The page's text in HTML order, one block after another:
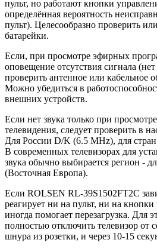
пульт, но работают кнопки
определённая вероятность
пульт). Целесообразно проверить
батарейки.
Если, при просмотре эфирных
оповещение отсутствия сигнала (нет
проверить антенное или кабельное
Можно убедиться в
внешних устройств.
Если нет звука только при
телевидения, следует проверить в
Для России D/K (6.5 MHz), для
В современных телевизорах для
звука обычно выбирается регион -
(Восточная Европа).
Если ROLSEN RL-39S1502FT2C
реагирует ни на пульт, ни на
иногда помогает перезагрузка. Для
полностью отключить телевизор от
шнура из розетки, и через 10-15